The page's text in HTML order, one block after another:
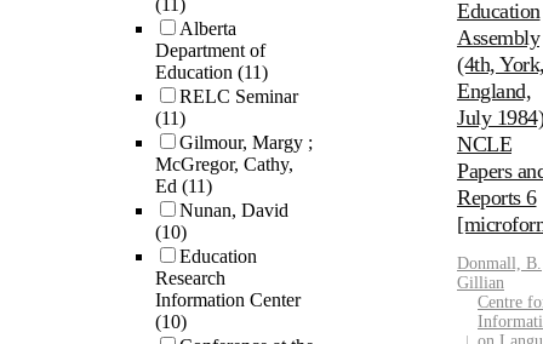
(11)
Alberta
Department of
Education (11)
RELC Seminar
(11)
Gilmour, Margy ;
McGregor, Cathy,
Ed (11)
Nunan, David
(10)
Education
Research
Information Center
(10)
Education
Assembly
(4th,
England,
July
NCLE
Papers
Reports 6
Donmall, B.
Gillian
Centre